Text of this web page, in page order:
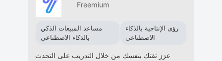
Freemium
مساعد المبيعات الذكي
بالذكاء الاصطناعي
رؤى الإنتاجية بالذكاء
الاصطناعي
عزز ثقتك بنفسك من خلال التدريب على التحدث